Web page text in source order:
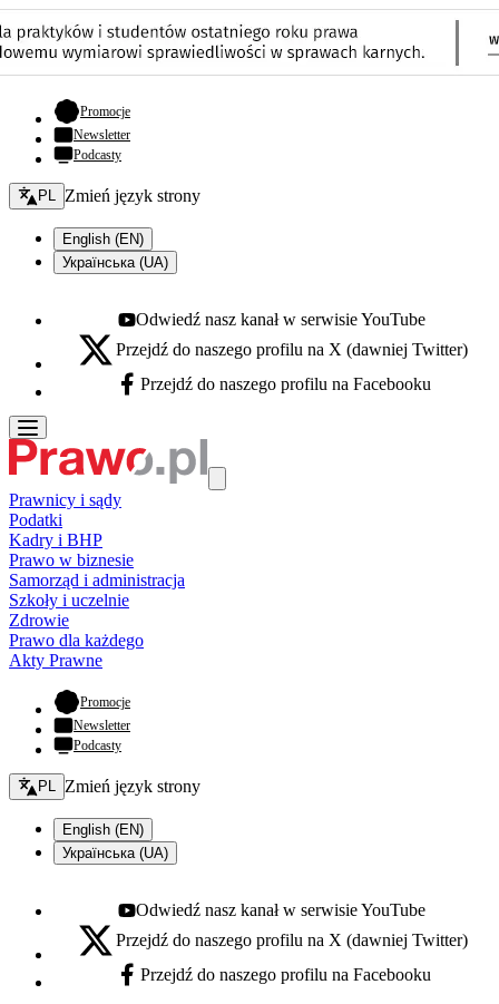
Promocje- otwiera się w nowej karcie
Newsletter
Podcasty
Zmień język - bieżący:
PL Zmień język strony
English (EN)
Українська (UA)
Youtube - otwiera się w nowej karcie
Odwiedź nasz kanał w serwisie YouTube
X - otwiera się w nowej karcie
Przejdź do naszego profilu na X (dawniej Twitter)
Facebook - otwiera się w nowej karcie
Przejdź do naszego profilu na Facebooku
Prawnicy i sądy
Podatki
Kadry i BHP
Prawo w biznesie
Samorząd i administracja
Szkoły i uczelnie
Zdrowie
Prawo dla każdego
Akty Prawne
Promocje- otwiera się w nowej karcie
Newsletter
Podcasty
Zmień język - bieżący:
PL Zmień język strony
English (EN)
Українська (UA)
Youtube - otwiera się w nowej karcie
Odwiedź nasz kanał w serwisie YouTube
X - otwiera się w nowej karcie
Przejdź do naszego profilu na X (dawniej Twitter)
Facebook - otwiera się w nowej karcie
Przejdź do naszego profilu na Facebooku